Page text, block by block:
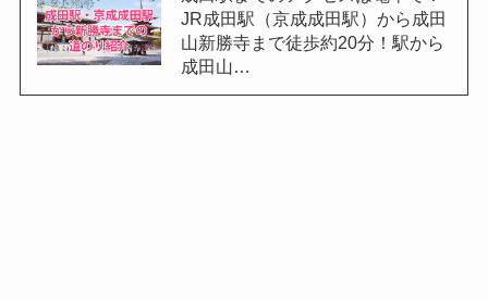
JR成田駅（京成成田駅）から成田
山新勝寺まで徒歩約20分！駅から
成田山…